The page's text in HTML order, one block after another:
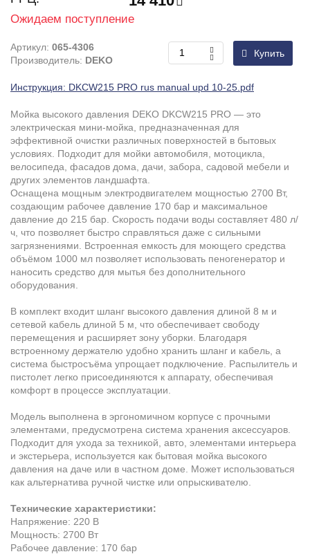
Ожидаем поступление
Артикул: 065-4306
Производитель: DEKO
Купить
Инструкция: DKCW215 PRO rus manual upd 10-25.pdf
Мойка высокого давления DEKO DKCW215 PRO — это
электрическая мини-мойка, предназначенная для
эффективной очистки различных поверхностей в бытовых
условиях. Подходит для мойки автомобиля, мотоцикла,
велосипеда, фасадов дома, дачи, забора, садовой мебели и
других элементов ландшафта.
Оснащена мощным электродвигателем мощностью 2700 Вт,
создающим рабочее давление 170 бар и максимальное
давление до 215 бар. Скорость подачи воды составляет 480 л/
ч, что позволяет быстро справляться даже с сильными
загрязнениями. Встроенная емкость для моющего средства
объёмом 1000 мл позволяет использовать пеногенератор и
наносить средство для мытья без дополнительного
оборудования.
В комплект входит шланг высокого давления длиной 8 м и
сетевой кабель длиной 5 м, что обеспечивает свободу
перемещения и расширяет зону уборки. Благодаря
встроенному держателю удобно хранить шланг и кабель, а
система быстросъёма упрощает подключение. Распылитель и
пистолет легко присоединяются к аппарату, обеспечивая
комфорт в процессе эксплуатации.
Модель выполнена в эргономичном корпусе с прочными
элементами, предусмотрена система хранения аксессуаров.
Подходит для ухода за техникой, авто, элементами интерьера
и экстерьера, используется как бытовая мойка высокого
давления на даче или в частном доме. Может использоваться
как альтернатива ручной чистке или опрыскивателю.
Технические характеристики:
Напряжение: 220 В
Мощность: 2700 Вт
Рабочее давление: 170 бар